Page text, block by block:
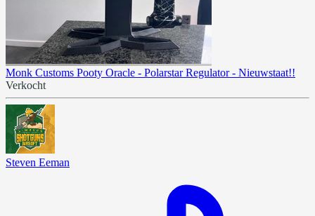
Monk Customs Pooty Oracle - Polarstar Regulator - Nieuwstaat!!
Verkocht
Steven Eeman